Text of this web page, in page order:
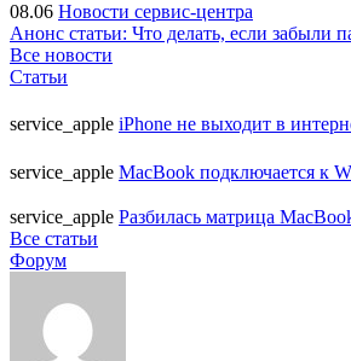
08.06 Новости сервис-центра
Анонс статьи: Что делать, если забыли
Все новости
Статьи
service_apple iPhone не выходит в
service_apple MacBook подключается к
service_apple Разбилась матрица
Все статьи
Форум